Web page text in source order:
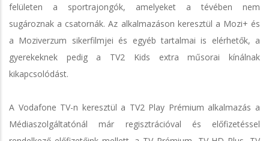
felületen a sportrajongók, amelyeket a tévében nem
sugároznak a csatornák. Az alkalmazáson keresztül a Mozi+ és
a Moziverzum sikerfilmjei és egyéb tartalmai is elérhetők, a
gyerekeknek pedig a TV2 Kids extra műsorai kínálnak
kikapcsolódást.
A Vodafone TV-n keresztül a TV2 Play Prémium alkalmazás a
Médiaszolgáltatónál már regisztrációval és előfizetéssel